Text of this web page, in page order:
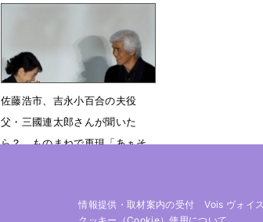
佐藤浩市、吉永小百合の夫役
父・三國連太郎さんが聞いた
ら？ ものまねで再現「あぁそ
情報提供・取材案内の受付 Vois ヴォイ